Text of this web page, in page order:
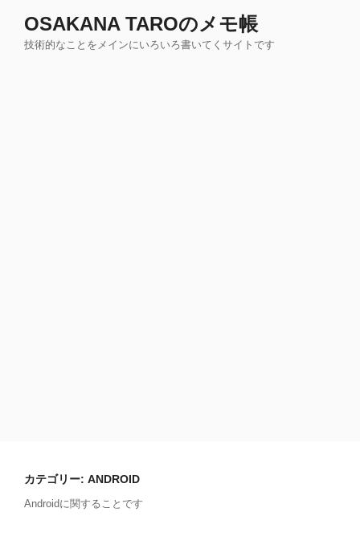
OSAKANA TAROのメモ帳
技術的なことをメインにいろいろ書いてくサイトです
カテゴリー: ANDROID
Androidに関することです